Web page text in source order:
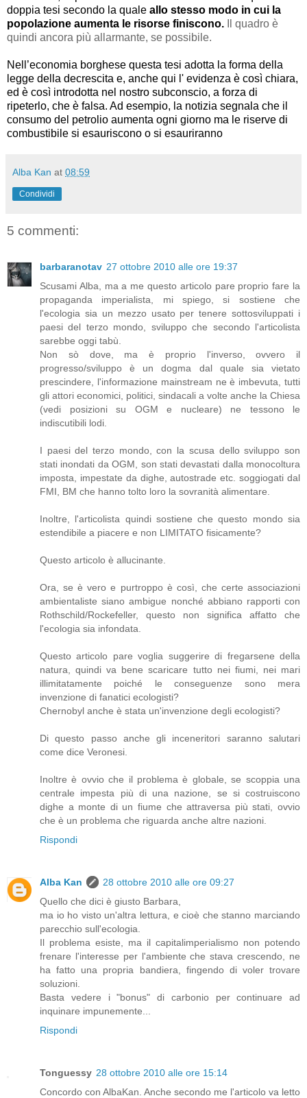
doppia tesi secondo la quale allo stesso modo in cui la
popolazione aumenta le risorse finiscono.
Il quadro è
quindi ancora più allarmante, se possibile.
Nell’economia borghese questa tesi adotta la forma della
legge della decrescita e, anche qui l' evidenza è così chiara,
ed è così introdotta nel nostro subconscio, a forza di
ripeterlo, che è falsa. Ad esempio, la notizia segnala che il
consumo del petrolio aumenta ogni giorno ma le riserve di
combustibile si esauriscono o si esauriranno
Alba Kan at 08:59
Condividi
5 commenti:
barbaranotav 27 ottobre 2010 alle ore 19:37
Scusami Alba, ma a me questo articolo pare proprio fare la
propaganda imperialista, mi spiego, si sostiene che
l'ecologia sia un mezzo usato per tenere sottosviluppati i
paesi del terzo mondo, sviluppo che secondo l'articolista
sarebbe oggi tabù.
Non sò dove, ma è proprio l'inverso, ovvero il
progresso/sviluppo è un dogma dal quale sia vietato
prescindere, l'informazione mainstream ne è imbevuta, tutti
gli attori economici, politici, sindacali a volte anche la Chiesa
(vedi posizioni su OGM e nucleare) ne tessono le
indiscutibili lodi.
I paesi del terzo mondo, con la scusa dello sviluppo son
stati inondati da OGM, son stati devastati dalla monocoltura
imposta, impestate da dighe, autostrade etc. soggiogati dal
FMI, BM che hanno tolto loro la sovranità alimentare.
Inoltre, l'articolista quindi sostiene che questo mondo sia
estendibile a piacere e non LIMITATO fisicamente?
Questo articolo è allucinante.
Ora, se è vero e purtroppo è così, che certe associazioni
ambientaliste siano ambigue nonché abbiano rapporti con
Rothschild/Rockefeller, questo non significa affatto che
l'ecologia sia infondata.
Questo articolo pare voglia suggerire di fregarsene della
natura, quindi va bene scaricare tutto nei fiumi, nei mari
illimitatamente poiché le conseguenze sono mera
invenzione di fanatici ecologisti?
Chernobyl anche è stata un'invenzione degli ecologisti?
Di questo passo anche gli inceneritori saranno salutari
come dice Veronesi.
Inoltre è ovvio che il problema è globale, se scoppia una
centrale impesta più di una nazione, se si costruiscono
dighe a monte di un fiume che attraversa più stati, ovvio
che è un problema che riguarda anche altre nazioni.
Rispondi
Alba Kan
28 ottobre 2010 alle ore 09:27
Quello che dici è giusto Barbara,
ma io ho visto un'altra lettura, e cioè che stanno marciando
parecchio sull'ecologia.
Il problema esiste, ma il capitalimperialismo non potendo
frenare l'interesse per l'ambiente che stava crescendo, ne
ha fatto una propria bandiera, fingendo di voler trovare
soluzioni.
Basta vedere i "bonus" di carbonio per continuare ad
inquinare impunemente...
Rispondi
Tonguessy 28 ottobre 2010 alle ore 15:14
Concordo con AlbaKan. Anche secondo me l'articolo va letto